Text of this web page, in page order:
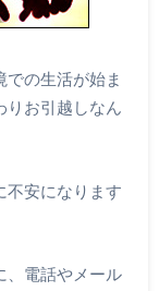
の生活が始ま
りお引越しなん
不安になります
、電話やメール